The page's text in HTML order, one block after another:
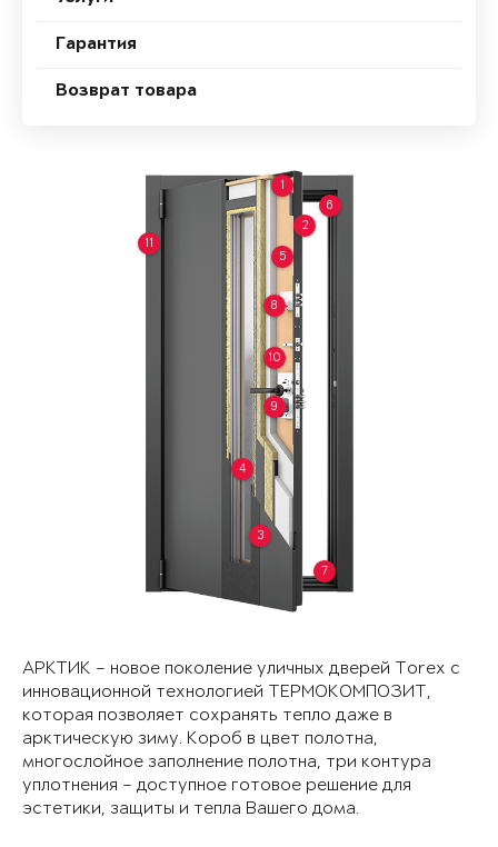
Гарантия
Возврат товара
1
2
3
4
5
6
7
8
9
10
11
АРКТИК – новое поколение уличных дверей Torex с
инновационной технологией ТЕРМОКОМПОЗИТ,
которая позволяет сохранять тепло даже в
арктическую зиму. Короб в цвет полотна,
многослойное заполнение полотна, три контура
уплотнения – доступное готовое решение для
эстетики, защиты и тепла Вашего дома.